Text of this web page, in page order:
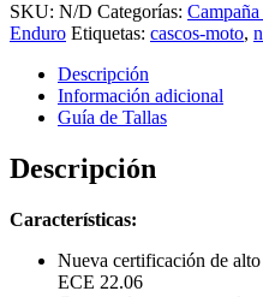
SKU: N/D Categorías:
Enduro Etiquetas: cascos-moto,
Descripción
Información adicional
Guía de Tallas
Descripción
Características:
Nueva certificación de
ECE 22.06